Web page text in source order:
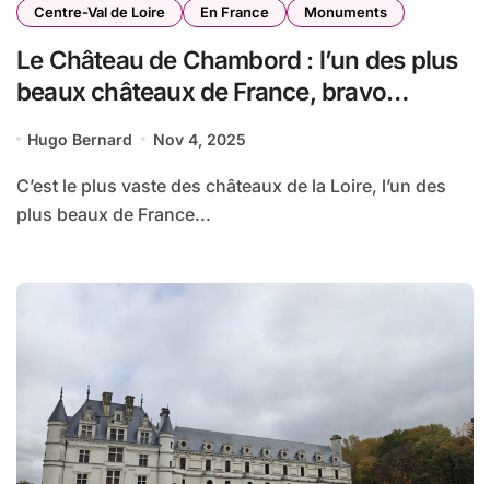
Centre-Val de Loire En France Monuments
Le Château de Chambord : l’un des plus
beaux châteaux de France, bravo
Hugo Bernard Nov 4, 2025
C’est le plus vaste des châteaux de la Loire, l’un des
plus beaux de France...